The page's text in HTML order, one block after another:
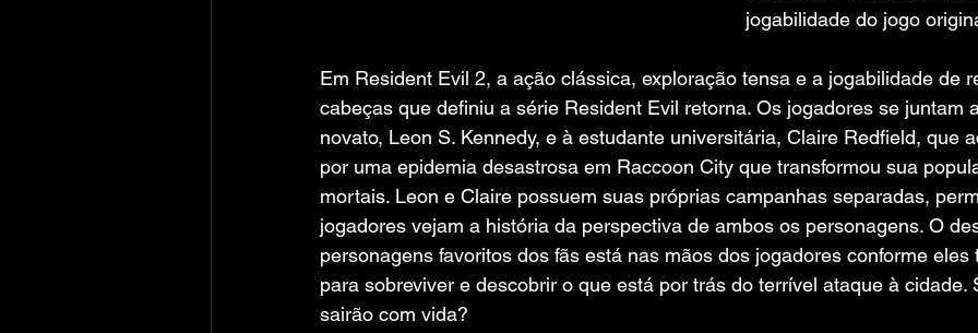
jogabilidade do jogo
Em Resident Evil 2, a ação clássica, exploração tensa e a jogabilidade de
cabeças que definiu a série Resident Evil retorna. Os jogadores se juntam
novato, Leon S. Kennedy, e à estudante universitária, Claire Redfield, que
por uma epidemia desastrosa em Raccoon City que transformou sua
mortais. Leon e Claire possuem suas próprias campanhas separadas,
jogadores vejam a história da perspectiva de ambos os personagens. O
personagens favoritos dos fãs está nas mãos dos jogadores conforme
para sobreviver e descobrir o que está por trás do terrível ataque à
sairão com vida?